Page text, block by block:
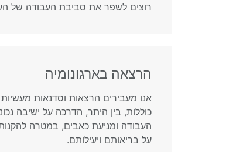
רוצים לשפר את סביבת העבודה של
הרצאה בארגונומיה
אנו מעבירים הרצאות וסדנאות
כוללות, בין היתר, הדרכה על ישיבה
העבודה ומניעת כאבים, במטרה להקנות
על בריאותם ויעילותם.